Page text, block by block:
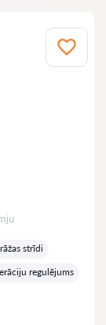
strīdi
regulējums